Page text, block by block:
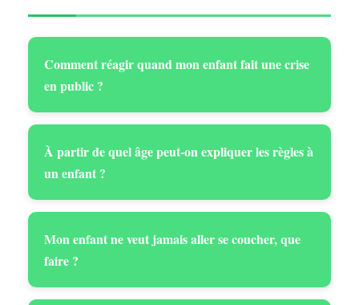
Comment réagir quand mon enfant fait une crise
en public ?
À partir de quel âge peut-on expliquer les règles à
un enfant ?
Mon enfant ne veut jamais aller se coucher, que
faire ?